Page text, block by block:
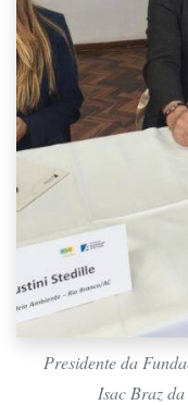
Presidente da
Isac Braz